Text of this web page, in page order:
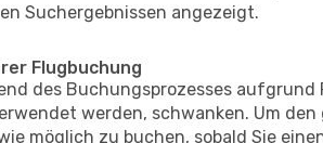
Suchergebnissen angezeigt.
Flugbuchung
des Buchungsprozesses
werden, schwanken. Um
möglich zu buchen, sobald Sie